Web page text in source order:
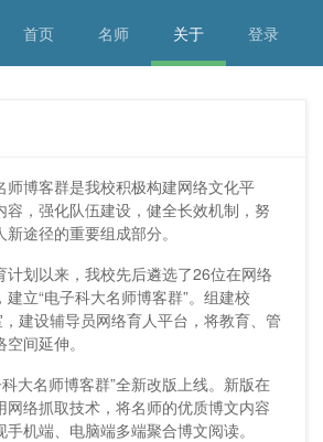
首页 名师 关于 登录
师博客群是我校积极构建网络文化平
容，强化队伍建设，健全长效机制，努
途径的重要组成部分。
计划以来，我校先后遴选了26位在网络
立“电子科大名师博客群”。组建校
，建设辅导员网络育人平台，将教育、管
间延伸。
大名师博客群”全新改版上线。新版在
网络抓取技术，将名师的优质博文内容
机端、电脑端多端聚合博文阅读。